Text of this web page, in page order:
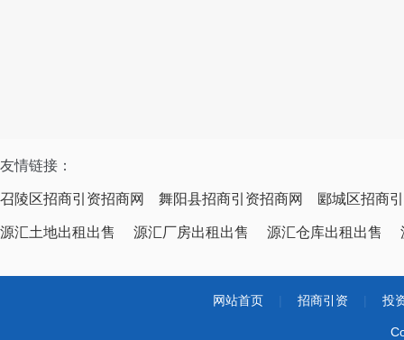
友情链接：
召陵区招商引资招商网 舞阳县招商引资招商网 郾城区招商
源汇土地出租出售 源汇厂房出租出售 源汇仓库出租出售
网站首页 招商引资 投